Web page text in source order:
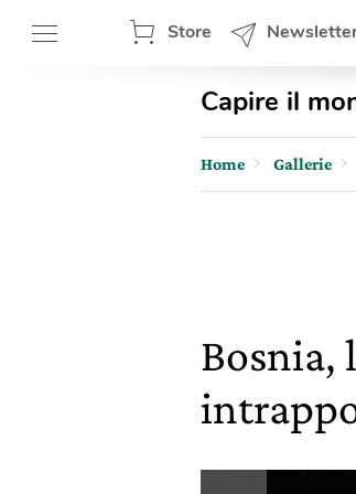
Store
Capire il
Home Gallerie
Bosnia,